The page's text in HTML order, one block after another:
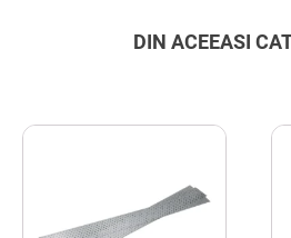
DIN ACEEASI